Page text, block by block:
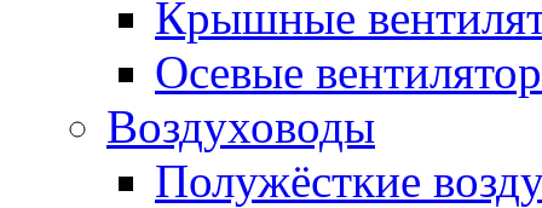
Крышные
Осевые
Воздуховоды
Полужёсткие